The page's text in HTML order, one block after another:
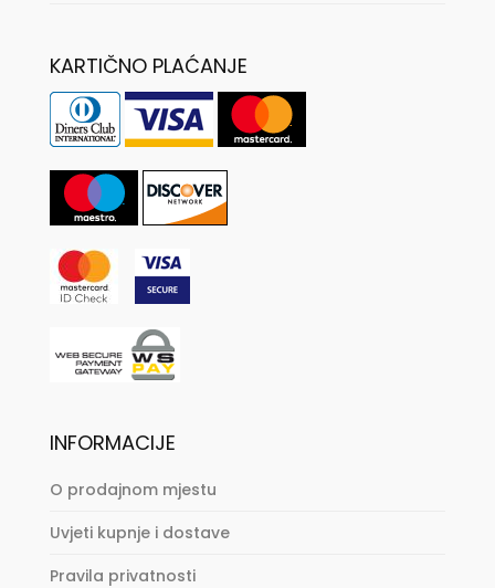
KARTIČNO PLAĆANJE
INFORMACIJE
O prodajnom mjestu
Uvjeti kupnje i dostave
Pravila privatnosti